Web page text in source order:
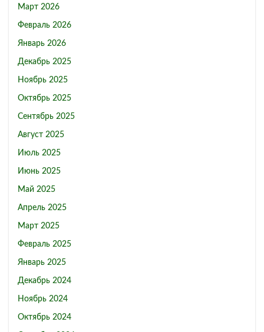
Март 2026
Февраль 2026
Январь 2026
Декабрь 2025
Ноябрь 2025
Октябрь 2025
Сентябрь 2025
Август 2025
Июль 2025
Июнь 2025
Май 2025
Апрель 2025
Март 2025
Февраль 2025
Январь 2025
Декабрь 2024
Ноябрь 2024
Октябрь 2024